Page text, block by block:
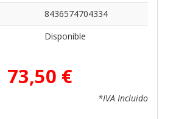
8436574704334
Disponible
73,50 €
*IVA Incluido